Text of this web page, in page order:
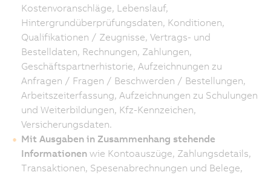
Kostenvoranschläge, Lebenslauf,
Hintergrundüberprüfungsdaten, Konditionen,
Qualifikationen / Zeugnisse, Vertrags- und
Bestelldaten, Rechnungen, Zahlungen,
Geschäftspartnerhistorie, Aufzeichnungen zu
Anfragen / Fragen / Beschwerden / Bestellungen,
Arbeitszeiterfassung, Aufzeichnungen zu Schulungen
und Weiterbildungen, Kfz-Kennzeichen,
Versicherungsdaten.
Mit Ausgaben in Zusammenhang stehende
Informationen wie Kontoauszüge, Zahlungsdetails,
Transaktionen, Spesenabrechnungen und Belege,